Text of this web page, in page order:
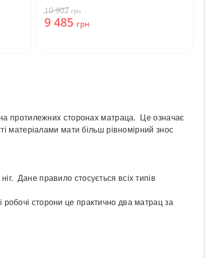
10 902 грн
9 485 грн
протилежних сторонах матраца. Це означає
матеріалами мати більш рівномірний знос
Дане правило стосується всіх типів
робочі сторони це практично два матрац за